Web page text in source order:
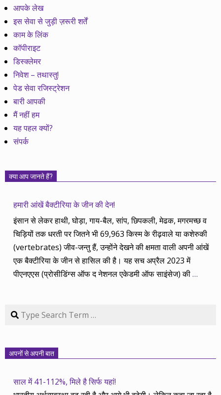
आपके लेख
इस सेवा से जुड़ी ज़रूरी शर्तें
काम के लिंक
कॉपीराइट
डिस्क्लेमर
निवेश – तथास्तु!
पेड सेवा रजिस्ट्रेशन
बारी आपकी
मैं नहीं हम
यह पहल क्यों?
संपर्क
क्या आप जानते हैं?
हमारी आंखें बैक्टीरिया के जीन की देन!
इंसान से लेकर हाथी, घोड़ा, गाय-बैल, सांप, छिपकली, मेढक, मगरमच्छ व
चिड़ियों तक धरती पर जितने भी 69,963 किस्म के रीढ़वाले या कशेरुकी
(vertebrates) जीव-जन्तु हैं, उन्होंने देखने की क्षमता वाली अपनी आंखें
एक बैक्टीरिया के जीन से हासिल की है। यह सच अप्रैल 2023 में
पीएनएएस (प्रोसीडिंग्स ऑफ द नेशनल एकेडमी ऑफ साइंसेज) की…
Search
अपनों से अपनी बात
साल में 41-112%, मिले है सिर्फ यहां!